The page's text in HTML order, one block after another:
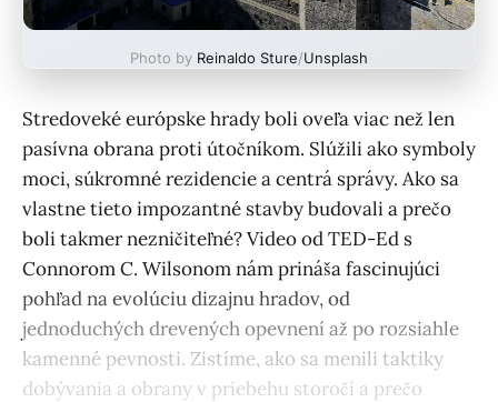
Photo by Reinaldo Sture/Unsplash
Stredoveké európske hrady boli oveľa viac než len
pasívna obrana proti útočníkom. Slúžili ako symboly
moci, súkromné rezidencie a centrá správy. Ako sa
vlastne tieto impozantné stavby budovali a prečo
boli takmer nezničiteľné? Video od TED-Ed s
Connorom C. Wilsonom nám prináša fascinujúci
pohľad na evolúciu dizajnu hradov, od
jednoduchých drevených opevnení až po rozsiahle
kamenné pevnosti. Zistíme, ako sa menili taktiky
dobývania a obrany v priebehu storočí a prečo